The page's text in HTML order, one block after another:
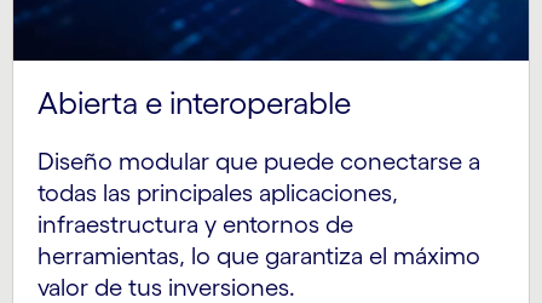
Abierta e interoperable
Diseño modular que puede conectarse a
todas las principales aplicaciones,
infraestructura y entornos de
herramientas, lo que garantiza el máximo
valor de tus inversiones.